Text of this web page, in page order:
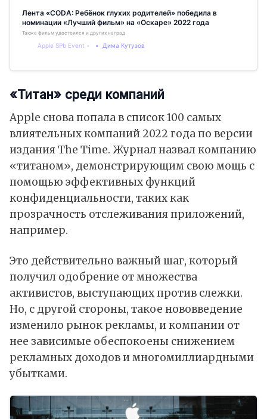
Лента «CODA: Ребёнок глухих родителей» победила в
номинации «Лучший фильм» на «Оскаре» 2022 года
Также фильм удостоился и других наград
Apple SPb Event Дима Кутузов
«Титан» среди компаний
Apple снова попала в список 100 самых
влиятельных компаний 2022 года по версии
издания The Time. Журнал назвал компанию
«титаном», демонстрирующим свою мощь с
помощью эффективных функций
конфиденциальности, таких как
прозрачность отслеживания приложений,
например.
Это действительно важный шаг, который
получил одобрение от множества
активистов, выступающих против слежки.
Но, с другой стороны, такое нововведение
изменило рынок рекламы, и компании от
нее зависимые обеспокоены снижением
рекламных доходов и многомиллиардными
убытками.